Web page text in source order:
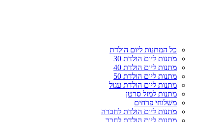
כל המתנות ליום הולדת
מתנות ליום הולדת 30
מתנות ליום הולדת 40
מתנות ליום הולדת 50
מתנות ליום הולדת עגול
מתנות למזל סרטן
משלוחי פרחים
מתנות ליום הולדת לחברה
מתנות ליום הולדת לחבר